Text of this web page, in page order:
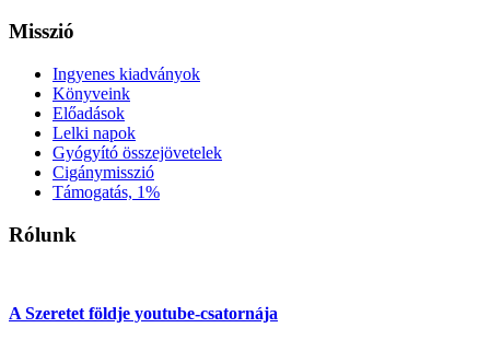
Misszió
Ingyenes kiadványok
Könyveink
Előadások
Lelki napok
Gyógyító összejövetelek
Cigánymisszió
Támogatás, 1%
Rólunk
A Szeretet földje youtube-csatornája